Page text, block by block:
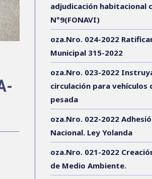
adjudicación habitacional
N°9(FONAVI)
oza.Nro. 024-2022
Municipal 315-2022
oza.Nro. 023-2022
circulación para vehículos
pesada
oza.Nro. 022-2022
Nacional. Ley Yolanda
oza.Nro. 021-2022
de Medio Ambiente.